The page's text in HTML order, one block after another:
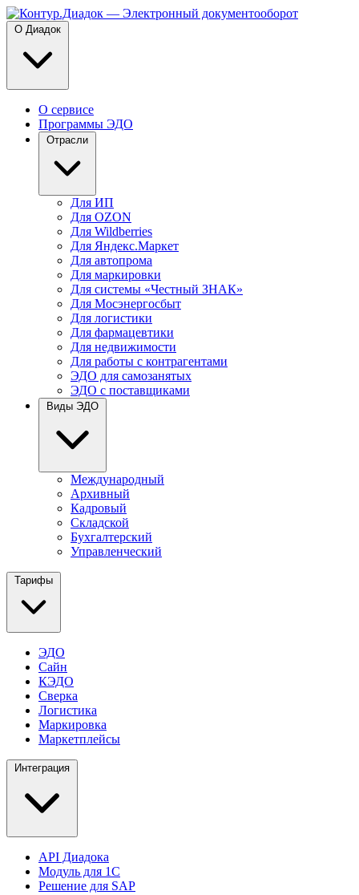
О Диадок
О сервисе
Программы ЭДО
Отрасли
Для ИП
Для OZON
Для Wildberries
Для Яндекс.Маркет
Для автопрома
Для маркировки
Для системы «Честный ЗНАК»
Для Мосэнергосбыт
Для логистики
Для фармацевтики
Для недвижимости
Для работы с контрагентами
ЭДО для самозанятых
ЭДО с поставщиками
Виды ЭДО
Международный
Архивный
Кадровый
Складской
Бухгалтерский
Управленческий
Тарифы
ЭДО
Сайн
КЭДО
Сверка
Логистика
Маркировка
Маркетплейсы
Интеграция
API Диадока
Модуль для 1С
Решение для SAP